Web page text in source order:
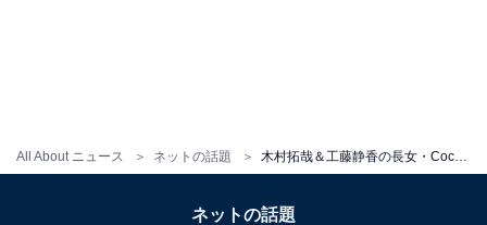
All About ニュース ネットの話題
ネットの話題